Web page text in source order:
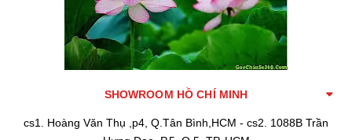
SHOWROOM HỒ CHÍ MINH
cs1. Hoàng Văn Thụ ,p4, Q.Tân Bình,HCM - cs2. 1088B Trần